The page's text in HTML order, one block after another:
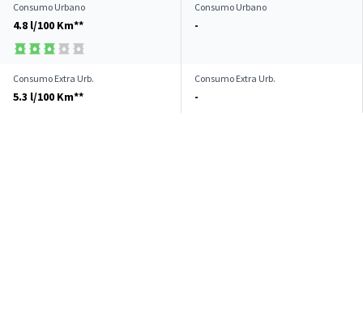
Consumo Urbano
4.8 l/100 Km**
Consumo Urbano
-
Consumo Extra Urb.
5.3 l/100 Km**
Consumo Extra Urb.
-